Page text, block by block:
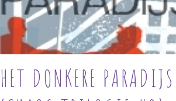
HET DONKERE PARADIJS